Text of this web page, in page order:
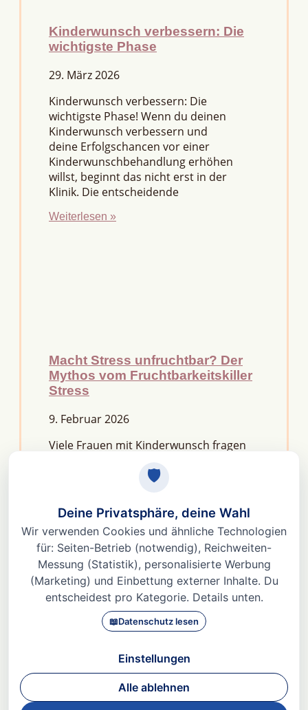
Kinderwunsch verbessern: Die
wichtigste Phase
29. März 2026
Kinderwunsch verbessern: Die
wichtigste Phase! Wenn du deinen
Kinderwunsch verbessern und
deine Erfolgschancen vor einer
Kinderwunschbehandlung erhöhen
willst, beginnt das nicht erst in der
Klinik. Die entscheidende
Weiterlesen »
Macht Stress unfruchtbar? Der
Mythos vom Fruchtbarkeitskiller
Stress
9. Februar 2026
Viele Frauen mit Kinderwunsch fragen
kurze Antwort lautet: Nein, aber er kann
Fruchtbarkeit aus dem Gleichgewicht
bringen. Denn Stress
Weiterlesen »